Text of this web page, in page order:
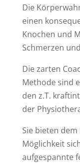
Die
einen
Knochen und
Schmerzen
Die zarten
Methode sind
den z.T.
der
Sie bieten
Möglichkeit
aufgespannte